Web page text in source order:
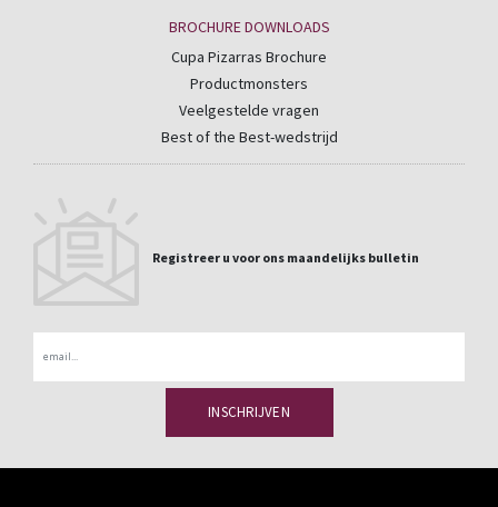
BROCHURE DOWNLOADS
Cupa Pizarras Brochure
Productmonsters
Veelgestelde vragen
Best of the Best-wedstrijd
Registreer u voor ons maandelijks bulletin